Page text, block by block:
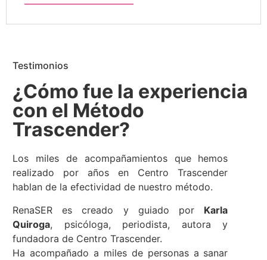
Testimonios
¿Cómo fue la experiencia
con el Método
Trascender?
Los miles de acompañamientos que hemos
realizado por años en Centro Trascender
hablan de la efectividad de nuestro método.
RenaSER es creado y guiado por Karla
Quiroga, psicóloga, periodista, autora y
fundadora de Centro Trascender.
Ha acompañado a miles de personas a sanar